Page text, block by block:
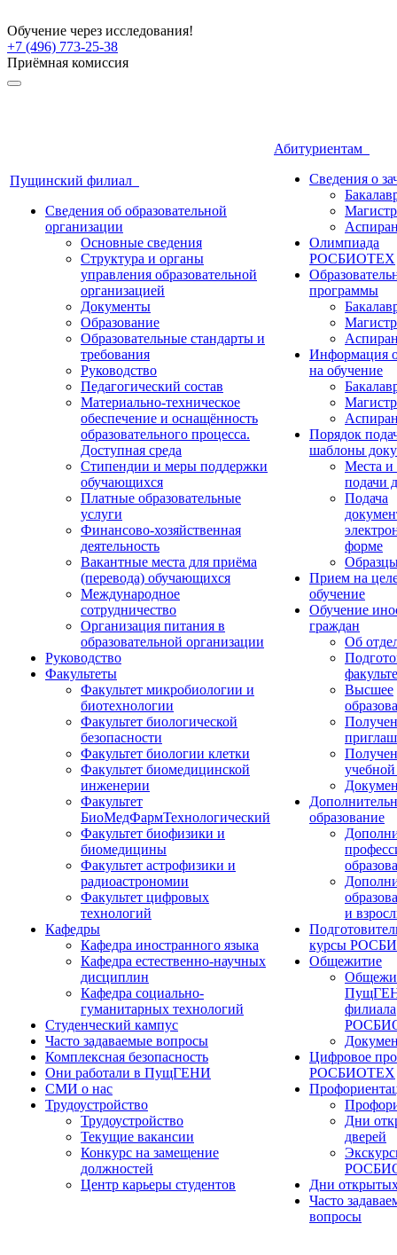
Обучение через исследования!
+7 (496) 773-25-38
Приёмная комиссия
Пущинский филиал
Сведения об образовательной
организации
Основные сведения
Структура и органы
управления образовательной
организацией
Документы
Образование
Образовательные стандарты и
требования
Руководство
Педагогический состав
Материально-техническое
обеспечение и оснащённость
образовательного процесса.
Доступная среда
Стипендии и меры поддержки
обучающихся
Платные образовательные
услуги
Финансово-хозяйственная
деятельность
Вакантные места для приёма
(перевода) обучающихся
Международное
сотрудничество
Организация питания в
образовательной организации
Руководство
Факультеты
Факультет микробиологии и
биотехнологии
Факультет биологической
безопасности
Факультет биологии клетки
Факультет биомедицинской
инженерии
Факультет
БиоМедФармТехнологический
Факультет биофизики и
биомедицины
Факультет астрофизики и
радиоастрономии
Факультет цифровых
технологий
Кафедры
Кафедра иностранного языка
Кафедра естественно-научных
дисциплин
Кафедра социально-
гуманитарных технологий
Студенческий кампус
Часто задаваемые вопросы
Комплексная безопасность
Они работали в ПущГЕНИ
СМИ о нас
Трудоустройство
Трудоустройство
Текущие вакансии
Конкурс на замещение
должностей
Центр карьеры студентов
Абитуриентам
Сведения о
Олимпиада
РОСБИОТЕХ
программы
Информация
на обучение
Порядок
шаблоны
Места и
подачи
Подача
форме
Прием на
обучение
Обучение
граждан
Об
Высшее
образование
и
курсы
Общежитие
филиала
Цифровое
РОСБИОТЕХ
Дни
дверей
Дни
Часто
вопросы